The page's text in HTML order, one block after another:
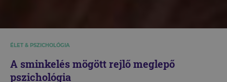
ÉLET & PSZICHOLÓGIA
A sminkelés mögött rejlő meglepő
pszichológia